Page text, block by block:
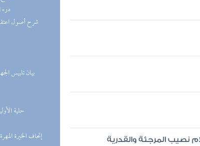
(17) شرح أصول
(10) حلية
(9) إتحاف الخيرة
نصيب المرجئة والقدرية